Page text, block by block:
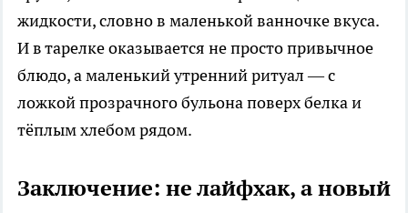
жидкости, словно в маленькой ванночке вкуса.
И в тарелке оказывается не просто привычное
блюдо, а маленький утренний ритуал — с
ложкой прозрачного бульона поверх белка и
тёплым хлебом рядом.​
Заключение: не лайфхак, а новый